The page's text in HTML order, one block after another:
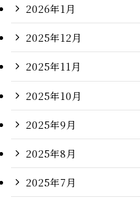
2026年1月
2025年12月
2025年11月
2025年10月
2025年9月
2025年8月
2025年7月